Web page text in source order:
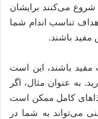
شروع می‌کنند برایشان
تناسب اندام شما
مفید باشند.
باشند، این است
به عنوان مثال، اگر
کامل ممکن است
می‌تواند به شما در